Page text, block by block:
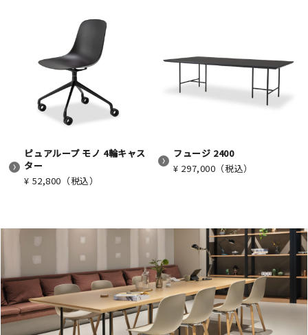
ピュアループ モノ 4輪キャス
ター
¥ 52,800（税込）
フュージ 2400
¥ 297,000（税込）